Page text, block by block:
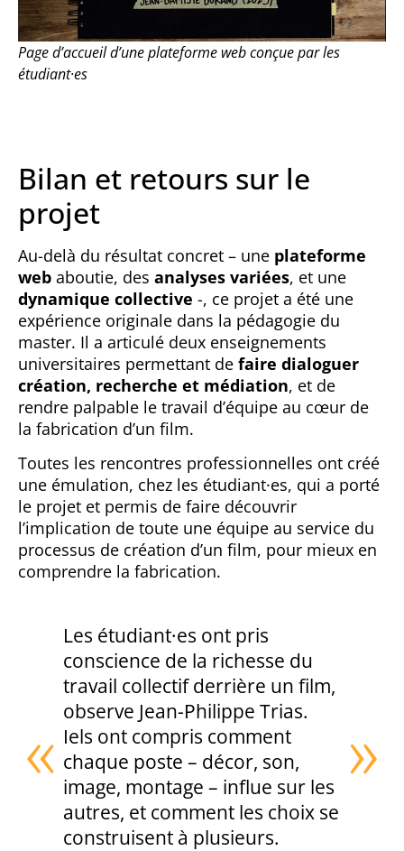
Page d’accueil d’une plateforme web conçue par les
étudiant·es
Bilan et retours sur le
projet
Au-delà du résultat concret – une plateforme
web aboutie, des analyses variées, et une
dynamique collective -, ce projet a été une
expérience originale dans la pédagogie du
master. Il a articulé deux enseignements
universitaires permettant de faire dialoguer
création, recherche et médiation, et de
rendre palpable le travail d’équipe au cœur de
la fabrication d’un film.
Toutes les rencontres professionnelles ont créé
une émulation, chez les étudiant·es, qui a porté
le projet et permis de faire découvrir
l’implication de toute une équipe au service du
processus de création d’un film, pour mieux en
comprendre la fabrication.
Les étudiant·es ont pris
conscience de la richesse du
travail collectif derrière un film,
observe Jean-Philippe Trias.
Iels ont compris comment
chaque poste – décor, son,
image, montage – influe sur les
autres, et comment les choix se
construisent à plusieurs.